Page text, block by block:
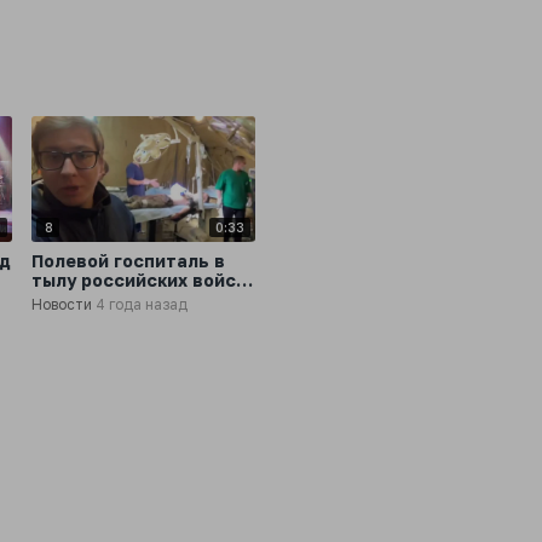
8 0:33
Полевой госпиталь в
тылу российских войск
на Киевском
направлении
Новости 4 года назад